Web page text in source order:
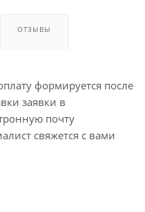
ОТЗЫВЫ
формируется после
заявки в
почту
свяжется с вами